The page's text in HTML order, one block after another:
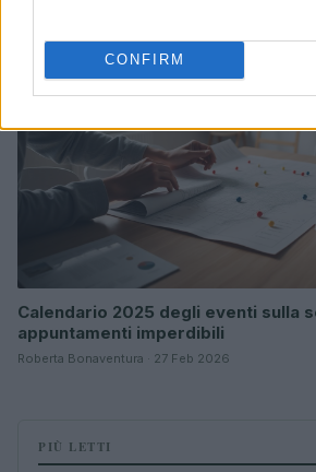
CONFIRM
Calendario 2025 degli eventi sulla
appuntamenti imperdibili
Roberta Bonaventura · 27 Feb 2026
PIÙ LETTI